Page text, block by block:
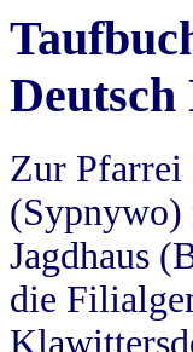
Zur Pfarrei
(Sypnywo)
Jagdhaus
die